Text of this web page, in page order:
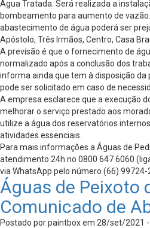
Água Tratada. Será realizada a
bombeamento para aumento de
abastecimento de água poderá ser
Apóstolo, Três Irmãos, Centro, Casa
A previsão é que o fornecimento de
normalizado após a conclusão dos
informa ainda que tem à disposição da
pode ser solicitado em caso de
A empresa esclarece que a execução
melhorar o serviço prestado aos
utilize a água dos reservatórios
atividades essenciais.
Para mais informações a Águas de
atendimento 24h no 0800 647 6060
via WhatsApp pelo número (66) 99724-
Águas de Peixoto
Comunicado de
Postado por paintbox em 28/set/2021 -